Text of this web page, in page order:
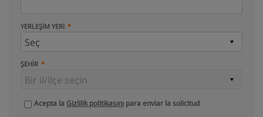
YERLEŞIM YERI
ŞEHIR
Acepta la Gizlilik politikasını para enviar la solicitud